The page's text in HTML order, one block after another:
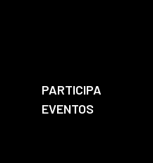
PARTICIPA
EVENTOS